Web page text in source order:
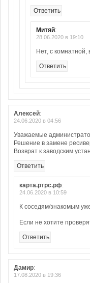
Ответить
Митяй:
28.06.2020 в 19:10
Нет, с
Ответить
Алексей:
24.06.2020 в 04:56
Уважаемые
Решение в замене
Возврат к заводским
Ответить
карта.ртрс.рф:
24.06.2020 в 10:59
К соседям/знакомым
Если не хотите
Ответить
Дамир:
17.08.2020 в 19:36